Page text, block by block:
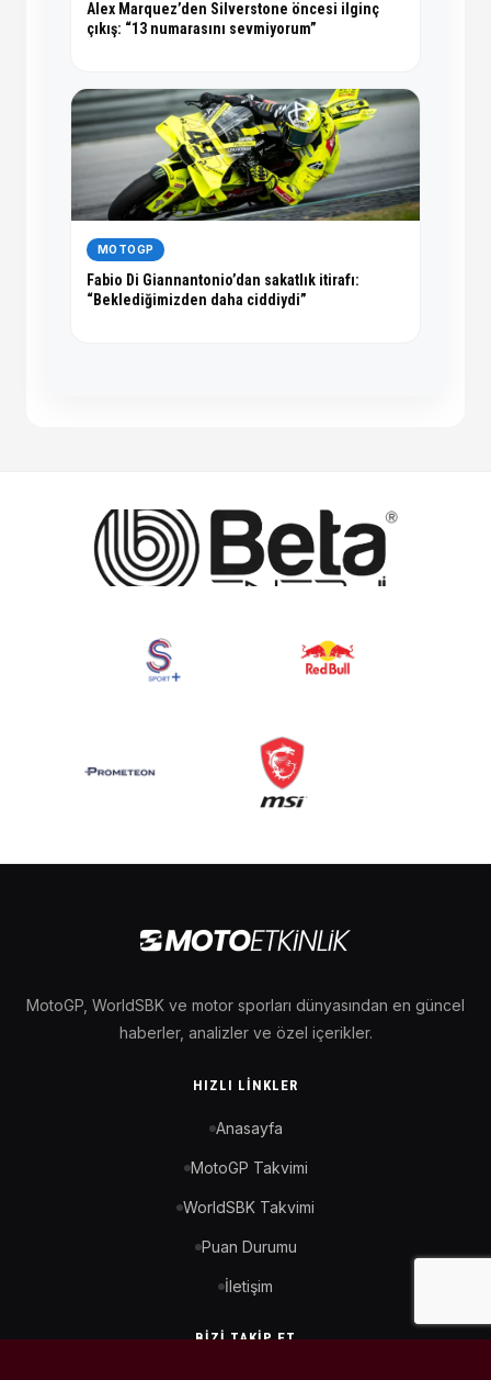
Alex Marquez’den Silverstone öncesi ilginç
çıkış: “13 numarasını sevmiyorum”
MOTOGP
Fabio Di Giannantonio’dan sakatlık itirafı:
“Beklediğimizden daha ciddiydi”
MotoGP, WorldSBK ve motor sporları dünyasından en güncel
haberler, analizler ve özel içerikler.
HIZLI LINKLER
Anasayfa
MotoGP Takvimi
WorldSBK Takvimi
Puan Durumu
İletişim
BIZI TAKIP ET